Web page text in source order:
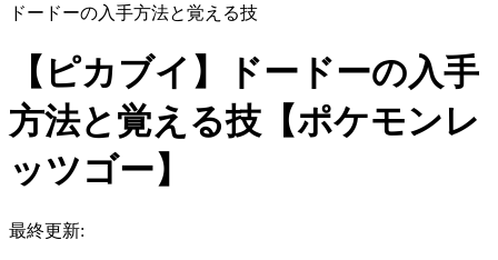
ドードーの入手方法と覚える技
【ピカブイ】ドードーの入手
方法と覚える技【ポケモンレ
ッツゴー】
最終更新: